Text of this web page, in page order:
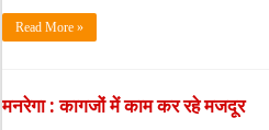
Read More »
मनरेगा : कागजों में काम कर रहे मजदूर